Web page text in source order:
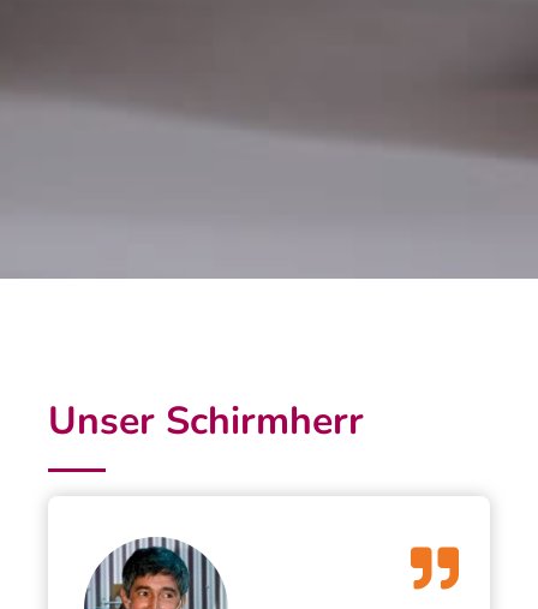
Unser Schirmherr